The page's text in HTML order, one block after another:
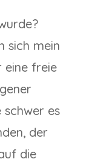
sich mein
eine freie
schwer es
der
die